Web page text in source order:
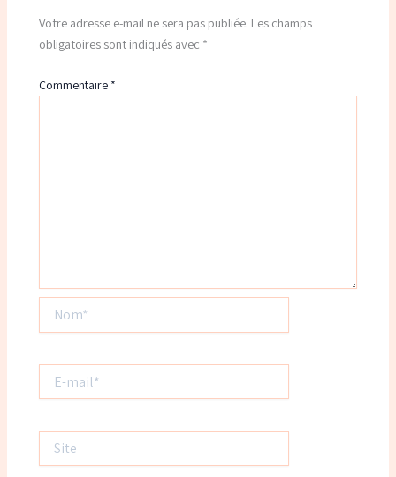
Votre adresse e-mail ne sera pas publiée. Les champs
obligatoires sont indiqués avec *
Commentaire *
mail*